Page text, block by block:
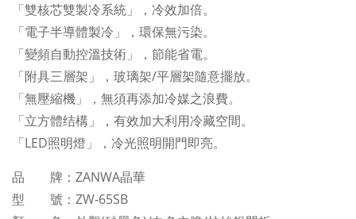
「雙核芯雙製冷系統」，冷效加倍。
「電子半導體製冷」，環保無污染。
「變頻自動控溫技術」，節能省電。
「附具三層架」，玻璃架/平層架隨意擺放。
「無壓縮機」，無須再添加冷媒之浪費。
「立方體结構」，有效加大利用冷藏空間。
「LED照明燈」，冷光照明開門即亮。
品 牌：ZANWA晶華
型 號：ZW-65SB